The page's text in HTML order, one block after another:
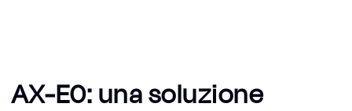
AX-E0: una soluzione